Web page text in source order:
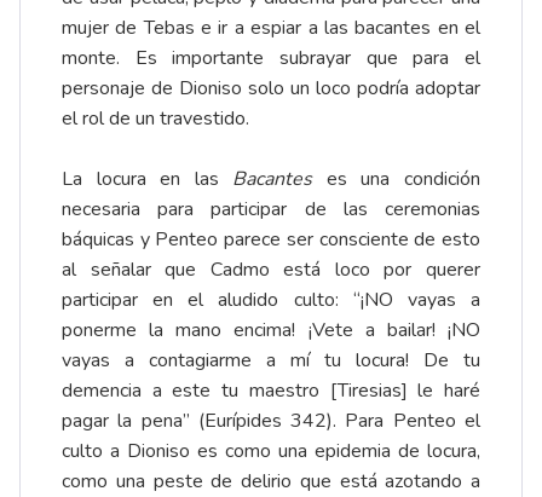
mujer de Tebas e ir a espiar a las bacantes en el
monte. Es importante subrayar que para el
personaje de Dioniso solo un loco podría adoptar
el rol de un travestido.
La locura en las Bacanteses una condición
necesaria para participar de las ceremonias
báquicas y Penteo parece ser consciente de esto
al señalar que Cadmo está loco por querer
participar en el aludido culto: “¡NO vayas a
ponerme la mano encima! ¡Vete a bailar! ¡NO
vayas a contagiarme a mí tu locura! De tu
demencia a este tu maestro [Tiresias] le haré
pagar la pena” (Eurípides 342). Para Penteo el
culto a Dioniso es como una epidemia de locura,
como una peste de delirio que está azotando a